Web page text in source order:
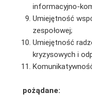
informacyjno-
Umiejętność
zespołowej;
Umiejętność
kryzysowych i
pożądane: